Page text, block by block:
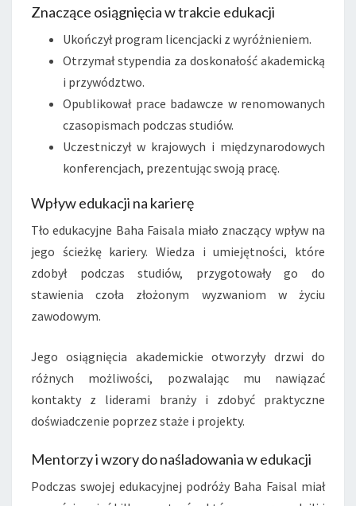
Znaczące osiągnięcia w trakcie edukacji
Ukończył program licencjacki z wyróżnieniem.
Otrzymał stypendia za doskonałość akademicką
i przywództwo.
Opublikował prace badawcze w renomowanych
czasopismach podczas studiów.
Uczestniczył w krajowych i międzynarodowych
konferencjach, prezentując swoją pracę.
Wpływ edukacji na karierę
Tło edukacyjne Baha Faisala miało znaczący wpływ na
jego ścieżkę kariery. Wiedza i umiejętności, które
zdobył podczas studiów, przygotowały go do
stawienia czoła złożonym wyzwaniom w życiu
zawodowym.
Jego osiągnięcia akademickie otworzyły drzwi do
różnych możliwości, pozwalając mu nawiązać
kontakty z liderami branży i zdobyć praktyczne
doświadczenie poprzez staże i projekty.
Mentorzy i wzory do naśladowania w edukacji
Podczas swojej edukacyjnej podróży Baha Faisal miał